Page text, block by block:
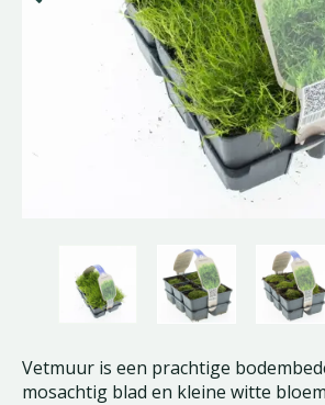
Vetmuur is een prachtige
mosachtig blad en kleine witte